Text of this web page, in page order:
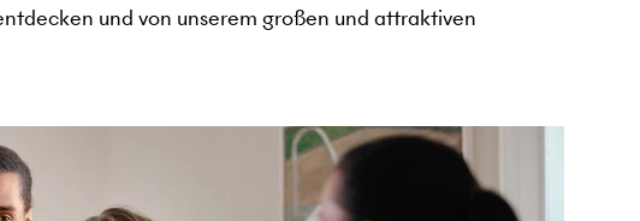
und von unserem großen und attraktiven